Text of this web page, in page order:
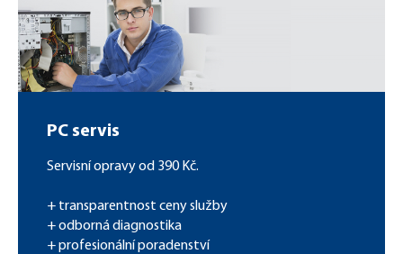
PC servis
Servisní opravy od 390 Kč.
+ transparentnost ceny služby
+ odborná diagnostika
+ profesionální poradenství